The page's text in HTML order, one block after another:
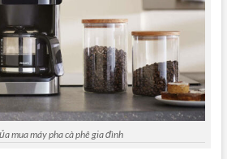
mua máy pha cà phê gia đình